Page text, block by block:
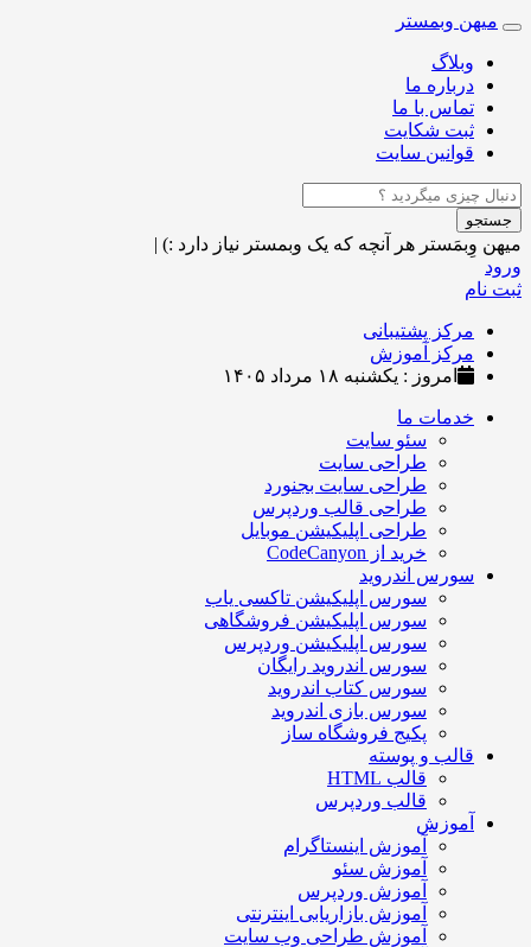
Toggle
navigation
میهن وبمستر
وبلاگ
درباره ما
تماس با ما
ثبت شکایت
قوانین سایت
جستجو
میهن وِبمَستر هر آنچه که یک وبمستر نیاز دارد :) |
ورود
ثبت نام
مرکز پشتیبانی
مرکز آموزش
امروز : یکشنبه ۱۸ مرداد ۱۴۰۵
خدمات ما
سئو سایت
طراحی سایت
طراحی سایت بجنورد
طراحی قالب وردپرس
طراحی اپلیکیشن موبایل
خرید از CodeCanyon
سورس اندروید
سورس اپلیکیشن تاکسی یاب
سورس اپلیکیشن فروشگاهی
سورس اپلیکیشن وردپرس
سورس اندروید رایگان
سورس کتاب اندروید
سورس بازی اندروید
پکیج فروشگاه ساز
قالب و پوسته
قالب HTML
قالب وردپرس
آموزش
آموزش اینستاگرام
آموزش سئو
آموزش وردپرس
آموزش بازاریابی اینترنتی
آموزش طراحی وب سایت